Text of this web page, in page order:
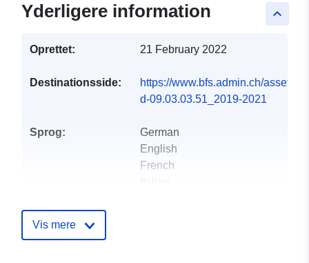
keyboard_arrow_up
Yderligere information
Oprettet: 21 February 2022
Destinationsside:
https://www.bfs.admin.ch/asset/
d-09.03.03.51_2019-2021
Sprog:
German
English
French
Forlag:
Vis mere